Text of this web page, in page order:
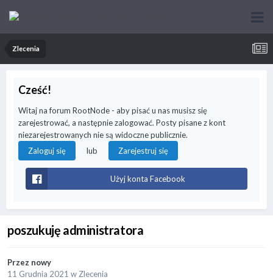
Zlecenia
Cześć!
Witaj na forum RootNode - aby pisać u nas musisz się
zarejestrować, a następnie zalogować. Posty pisane z kont
niezarejestrowanych nie są widoczne publicznie.
Zaloguj się
lub Zarejestruj się
Użyj konta Facebook
poszukuję administratora
Przez nowy
11 Grudnia 2021 wZlecenia